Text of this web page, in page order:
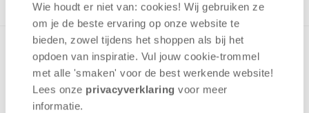
Wie houdt er niet van: cookies! Wij gebruiken ze
om je de beste ervaring op onze website te
bieden, zowel tijdens het shoppen als bij het
opdoen van inspiratie. Vul jouw cookie-trommel
met alle 'smaken' voor de best werkende website​!
Lees onze privacyverklaring voor meer
informatie.
dieren.Frame puzzels zijn puzzels voor de jongste kinderen,
niet in een doos maar in een frame. Daardoor is het wel
lekker plat en makkelijk op te ruimen.Het helpt om de
waarneming, verbeelding en geheugen te ontwikkelen.